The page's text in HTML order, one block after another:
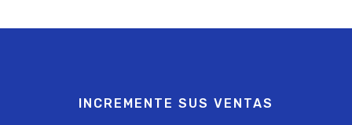
INCREMENTE SUS VENTAS